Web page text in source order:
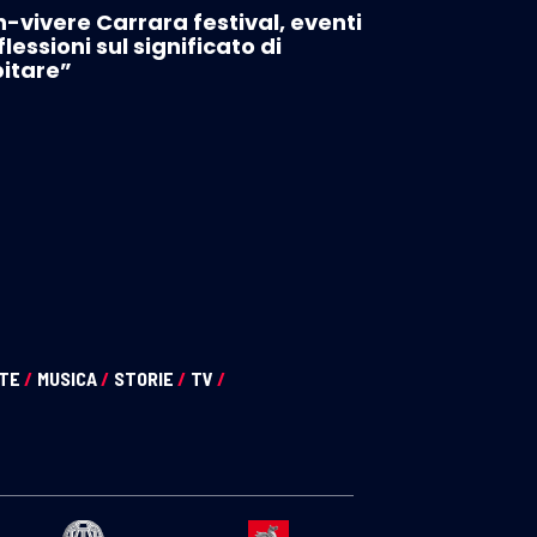
vivere Carrara festival, eventi
sul significato di
/ MUSICA/ STORIE / TV /